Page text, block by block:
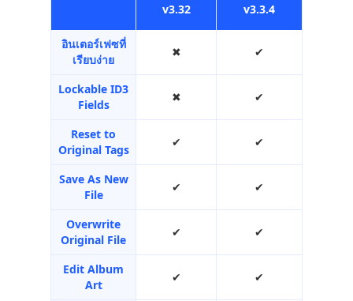
v3.32
v3.3.4
อินเตอร์เฟซที่
เรียบง่าย
✖︎ ✔︎
Lockable ID3
Fields
✖︎ ✔︎
Reset to
Original Tags
✔︎ ✔︎
Save As New
File
✔︎ ✔︎
Overwrite
Original File
✔︎ ✔︎
Edit Album
Art
✔︎ ✔︎